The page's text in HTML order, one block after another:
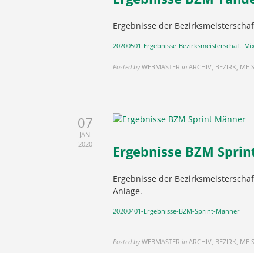
Ergebnisse der
20200501-Ergebnisse-Bezirksmeisterschaft-
Posted by WEBMASTER in ARCHIV, BEZIRK,
07
JAN.
2020
Ergebnisse BZM
Ergebnisse der
Anlage.
20200401-Ergebnisse-BZM-Sprint-Männer
Posted by WEBMASTER in ARCHIV, BEZIRK,